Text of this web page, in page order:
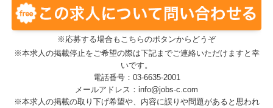
※応募する場合もこちらのボタンからどうぞ
※本求人の掲載停止をご希望の際は下記までご連絡いただけますと幸
いです。
電話番号：03-6635-2001
メールアドレス：info@jobs-c.com
※本求人の掲載の取り下げ希望や、内容に誤りや問題があると思われ